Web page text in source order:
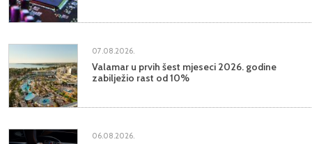
07.08.2026.
Valamar u prvih šest mjeseci 2026. godine
zabilježio rast od 10%
06.08.2026.